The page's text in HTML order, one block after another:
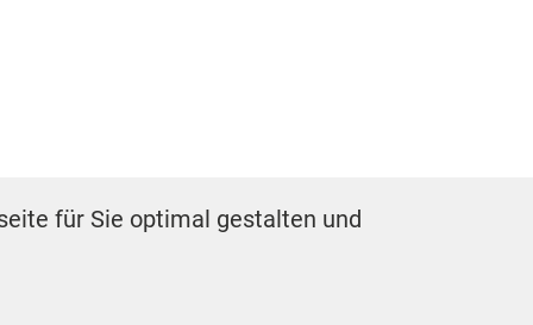
für Sie optimal gestalten und